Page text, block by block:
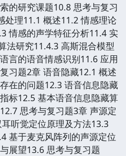
的研究课题10.8 思考与复习
处理11.1 概述11.2 情感理论
情感的声学特征分析11.4 实
法研究11.4.3 高斯混合模型
言的语音情感识别11.6 应用
习题2章 语音隐藏12.1 概述
在的问题12.3 语音信息隐藏
标12.5 基本语音信息隐藏算
思考与复习题3章 声源定
听觉定位原理及方法13.3
基于麦克风阵列的声源定位
展望13.6 思考与复习题